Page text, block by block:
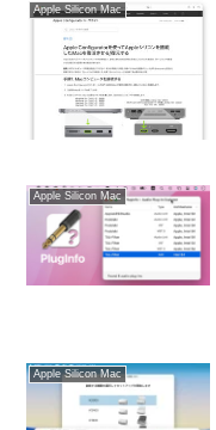
Apple Silicon Mac
Apple Silicon Mac
Apple Silicon Mac